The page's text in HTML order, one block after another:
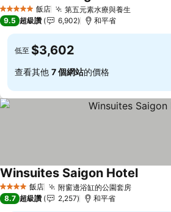
5 星級 飯店 第五元素水療與養生查看價格
9.5 超級讚 6,902 和平省
低至 $3,602
查看其他 7 個網站的價格
4 星級 飯店 附窗邊浴缸的公園套房查看價格
Winsuites Saigon Hotel查看價格
8.7 超級讚 2,257 和平省